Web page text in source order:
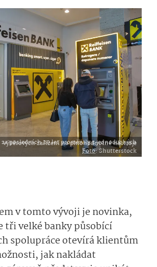
Bankomaty se za posledních 20 let proměnily z jednoduchých výběrových zařízení na plnohodnotné nástroje
Foto: Shutterstock
v tomto vývoji je novinka,
tři velké banky působící
spolupráce otevírá klientům
jak nakládat